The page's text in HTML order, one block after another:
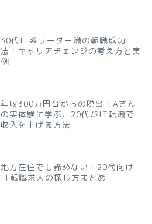
30代IT系リーダー職の転職成功
法！キャリアチェンジの考え方と実
例
年収300万円台からの脱出！Aさん
の実体験に学ぶ、20代がIT転職で
収入を上げる方法
地方在住でも諦めない！20代向け
IT転職求人の探し方まとめ